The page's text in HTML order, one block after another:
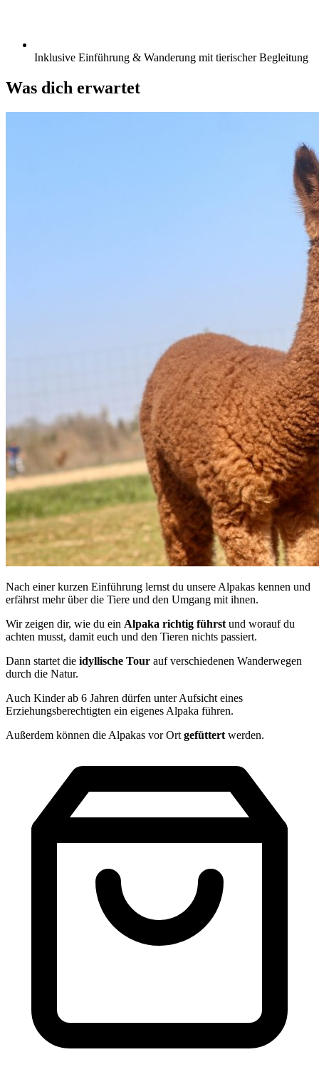
Inklusive Einführung & Wanderung mit tierischer Begleitung
Was dich erwartet
Nach einer kurzen Einführung lernst du unsere Alpakas kennen und
erfährst mehr über die Tiere und den Umgang mit ihnen.
Wir zeigen dir, wie du ein Alpaka richtig führst und worauf du
achten musst, damit euch und den Tieren nichts passiert.
Dann startet die idyllische Tour auf verschiedenen Wanderwegen
durch die Natur.
Auch Kinder ab 6 Jahren dürfen unter Aufsicht eines
Erziehungsberechtigten ein eigenes Alpaka führen.
Außerdem können die Alpakas vor Ort gefüttert werden.